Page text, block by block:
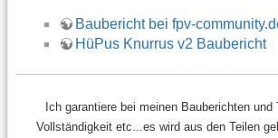
Baubericht bei fpv-
HüPus Knurrus v2 Baubericht
Ich garantiere bei meinen Bauberichten und
Vollständigkeit etc...es wird aus den Teilen